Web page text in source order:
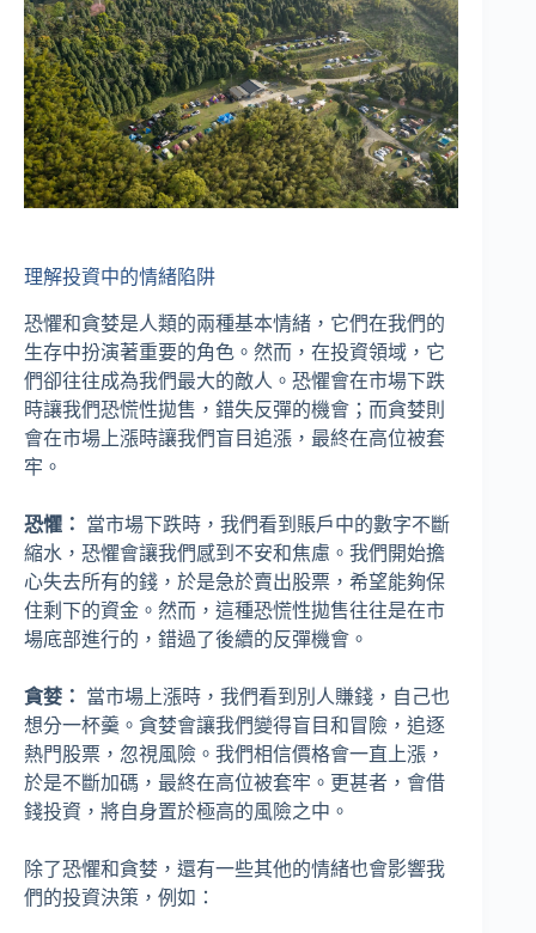
理解投資中的情緒陷阱
恐懼和貪婪是人類的兩種基本情緒，它們在我們的
生存中扮演著重要的角色。然而，在投資領域，它
們卻往往成為我們最大的敵人。恐懼會在市場下跌
時讓我們恐慌性拋售，錯失反彈的機會；而貪婪則
會在市場上漲時讓我們盲目追漲，最終在高位被套
牢。
恐懼：
當市場下跌時，我們看到賬戶中的數字不斷
縮水，恐懼會讓我們感到不安和焦慮。我們開始擔
心失去所有的錢，於是急於賣出股票，希望能夠保
住剩下的資金。然而，這種恐慌性拋售往往是在市
場底部進行的，錯過了後續的反彈機會。
貪婪：
當市場上漲時，我們看到別人賺錢，自己也
想分一杯羹。貪婪會讓我們變得盲目和冒險，追逐
熱門股票，忽視風險。我們相信價格會一直上漲，
於是不斷加碼，最終在高位被套牢。更甚者，會借
錢投資，將自身置於極高的風險之中。
除了恐懼和貪婪，還有一些其他的情緒也會影響我
們的投資決策，例如：